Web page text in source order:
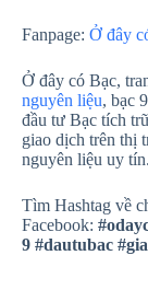
Fanpage: Ở đây
Ở đây có Bạc,
nguyên liệu, bạc
đầu tư Bạc tích
giao dịch trên thị
nguyên liệu uy tín.
Tìm Hashtag về
Facebook:
9 #dautubac